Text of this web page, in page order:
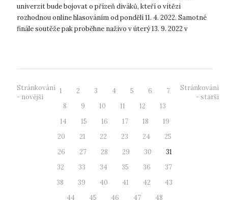
univerzit bude bojovat o přízeň diváků, kteří o vítězi
rozhodnou online hlasováním od pondělí 11. 4. 2022. Samotné
finále soutěže pak proběhne naživo v úterý 13. 9. 2022 v
Stránkování
- novější
1 2 3 4 5 6
7
8
9 10 11 12
13
14
15 16 17 18
19
20
21 22 23 24
25
26
27 28 29 30
31
32
33 34 35 36
37
38
39 40 41 42
43
44
45 46 47 48
Stránkování
- starší